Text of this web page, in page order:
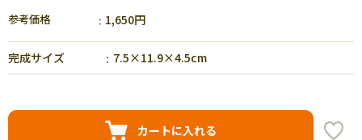
参考価格 1,650円
完成サイズ 7.5×11.9×4.5cm
カートに入れる